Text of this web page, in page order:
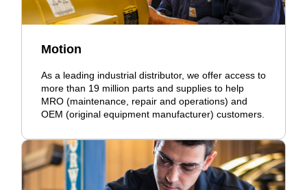
Motion
As a leading industrial distributor, we offer access to
more than 19 million parts and supplies to help
MRO (maintenance, repair and operations) and
OEM (original equipment manufacturer) customers.